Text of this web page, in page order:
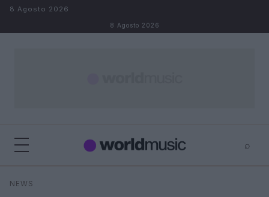
Salta al contenuto
8 Agosto 2026
8 Agosto 2026
⌕
Cerca
NEWS